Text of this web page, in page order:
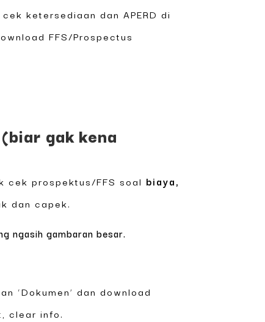
ketersediaan dan APERD di
FFS/Prospectus
gak kena
cek prospektus/FFS soal biaya,
dan capek.
ngasih gambaran besar.
‘Dokumen’ dan download
clear info.